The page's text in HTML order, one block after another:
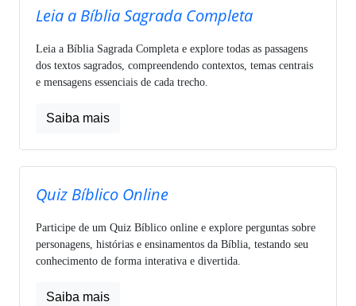
Leia a Bíblia Sagrada Completa
Leia a Bíblia Sagrada Completa e explore todas as passagens
dos textos sagrados, compreendendo contextos, temas centrais
e mensagens essenciais de cada trecho.
Saiba mais
Quiz Bíblico Online
Participe de um Quiz Bíblico online e explore perguntas sobre
personagens, histórias e ensinamentos da Bíblia, testando seu
conhecimento de forma interativa e divertida.
Saiba mais